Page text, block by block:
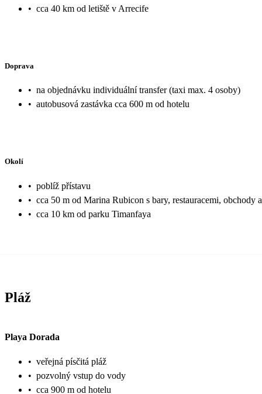
• cca 40 km od letiště v Arrecife
Doprava
• na objednávku individuální transfer (taxi max. 4 osoby)
• autobusová zastávka cca 600 m od hotelu
Okolí
• poblíž přístavu
• cca 50 m od Marina Rubicon s bary, restauracemi, obchody
• cca 10 km od parku Timanfaya
Pláž
Playa Dorada
• veřejná písčitá pláž
• pozvolný vstup do vody
• cca 900 m od hotelu